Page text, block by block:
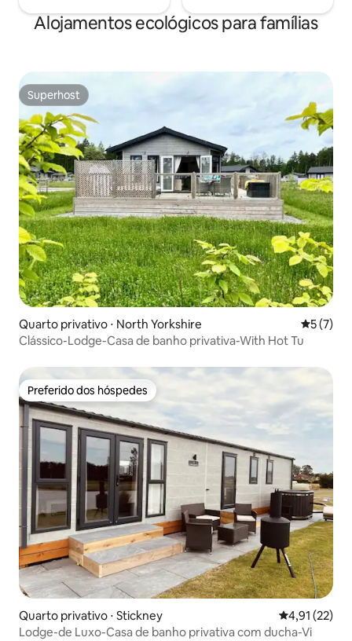
Alojamentos ecológicos para famílias
Superhost
Superhost
Quarto privativo ⋅ North Yorkshire 5 de
5 (7)
Clássico-Lodge-Casa de banho privativa-With Hot Tu
Preferido dos hóspedes
Preferido dos hóspedes
Quarto privativo ⋅ Stickney 4,91 de uma
4,91 (22)
Lodge-de Luxo-Casa de banho privativa com ducha-Vi